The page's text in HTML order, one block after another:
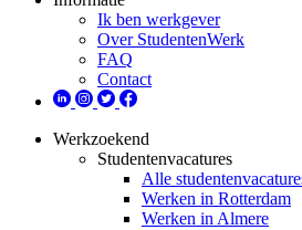
Ik ben werkgever
Over StudentenWerk
FAQ
Contact
Werkzoekend
Studentenvacatures
Alle
Werken in Rotterdam
Werken in Almere